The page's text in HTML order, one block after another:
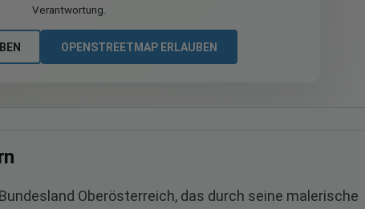
Verantwortung.
OPENSTREETMAP ERLAUBEN
Oberösterreich, das durch seine malerische